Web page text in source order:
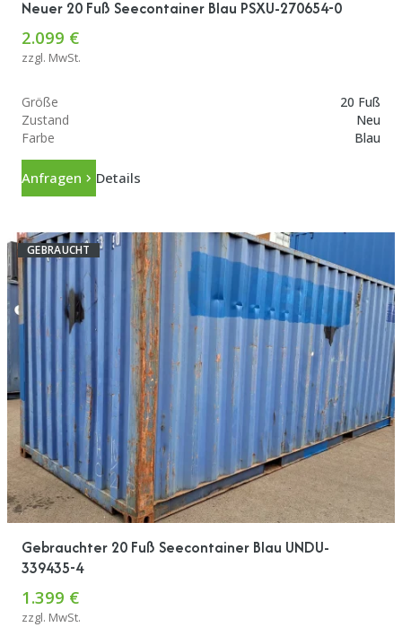
Neuer 20 Fuß Seecontainer Blau PSXU-270654-0
2.099 €
zzgl. MwSt.
Größe
20 Fuß
Zustand
Neu
Farbe
Blau
Anfragen Details
GEBRAUCHT
Gebrauchter 20 Fuß Seecontainer Blau UNDU-
339435-4
1.399 €
zzgl. MwSt.